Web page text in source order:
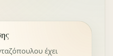
έχει